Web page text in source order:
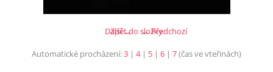
← Předchozí
Další →
Zpět do složky
Automatické procházení:3 | 4| 5 | 6 | 7(čas ve vteřinách)